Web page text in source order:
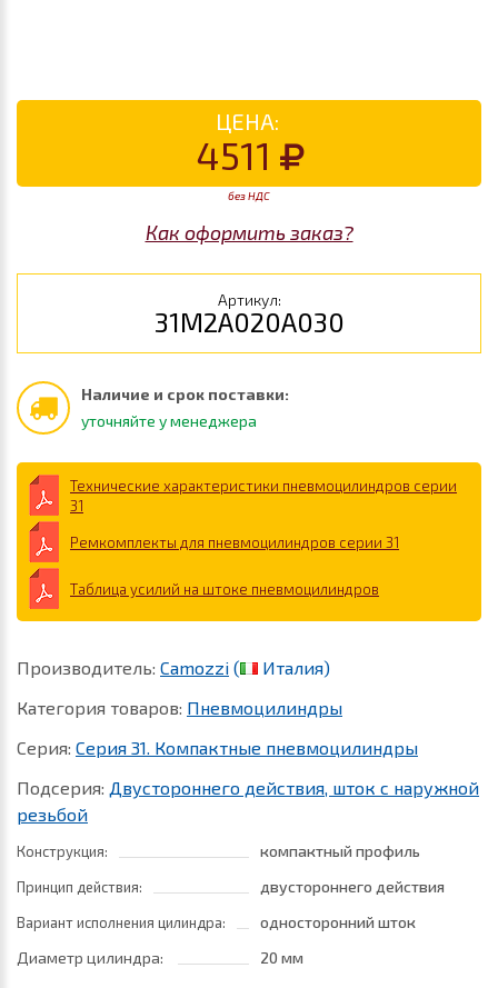
ЦЕНА:
4511
без НДС
Как оформить заказ?
Артикул:
31M2A020A030
Наличие и срок поставки:
уточняйте у менеджера
Технические характеристики пневмоцилиндров серии
31
Ремкомплекты для пневмоцилиндров серии 31
Таблица усилий на штоке пневмоцилиндров
Производитель: Camozzi (
Италия)
Категория товаров: Пневмоцилиндры
Серия: Серия 31. Компактные пневмоцилиндры
Подсерия: Двустороннего действия, шток с наружной
резьбой
Конструкция: компактный профиль
Принцип действия: двустороннего действия
Вариант исполнения цилиндра:
односторонний шток
Диаметр цилиндра:
20 мм